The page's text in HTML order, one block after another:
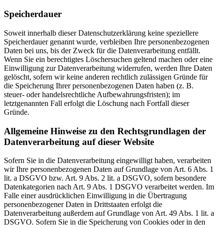
Speicherdauer
Soweit innerhalb dieser Datenschutzerklärung keine speziellere
Speicherdauer genannt wurde, verbleiben Ihre personenbezogenen
Daten bei uns, bis der Zweck für die Datenverarbeitung entfällt.
Wenn Sie ein berechtigtes Löschersuchen geltend machen oder eine
Einwilligung zur Datenverarbeitung widerrufen, werden Ihre Daten
gelöscht, sofern wir keine anderen rechtlich zulässigen Gründe für
die Speicherung Ihrer personenbezogenen Daten haben (z. B.
steuer- oder handelsrechtliche Aufbewahrungsfristen); im
letztgenannten Fall erfolgt die Löschung nach Fortfall dieser
Gründe.
Allgemeine Hinweise zu den Rechtsgrundlagen der
Datenverarbeitung auf dieser Website
Sofern Sie in die Datenverarbeitung eingewilligt haben, verarbeiten
wir Ihre personenbezogenen Daten auf Grundlage von Art. 6 Abs. 1
lit. a DSGVO bzw. Art. 9 Abs. 2 lit. a DSGVO, sofern besondere
Datenkategorien nach Art. 9 Abs. 1 DSGVO verarbeitet werden. Im
Falle einer ausdrücklichen Einwilligung in die Übertragung
personenbezogener Daten in Drittstaaten erfolgt die
Datenverarbeitung außerdem auf Grundlage von Art. 49 Abs. 1 lit. a
DSGVO. Sofern Sie in die Speicherung von Cookies oder in den